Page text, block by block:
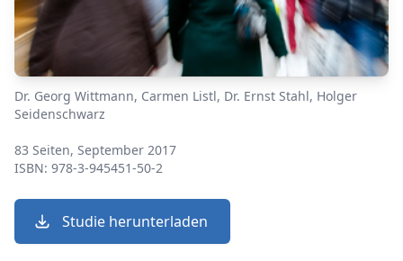
Dr. Georg Wittmann, Carmen Listl, Dr. Ernst Stahl, Holger
Seidenschwarz
83 Seiten, September 2017
ISBN: 978-3-945451-50-2
Studie herunterladen